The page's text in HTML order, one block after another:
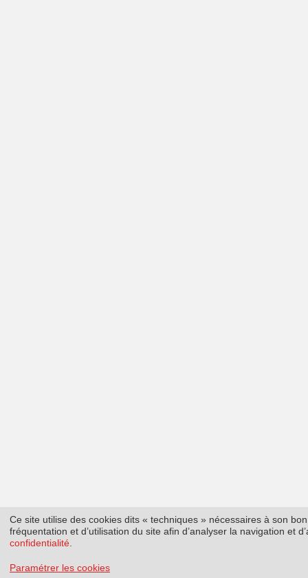
Ce site utilise des cookies dits « techniques » nécessaires à son
fréquentation et d’utilisation du site afin d’analyser la navigation et
confidentialité
Paramétrer les cookies